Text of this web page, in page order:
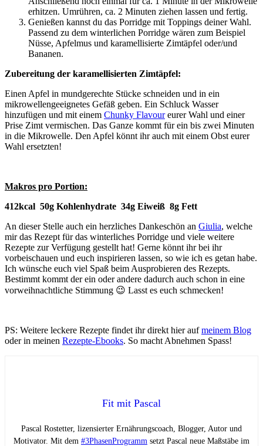
erhitzen. Umrühren, ca. 2 Minuten ziehen lassen und fertig.
Genießen kannst du das Porridge mit Toppings deiner Wahl.
Passend zu dem winterlichen Porridge wären zum Beispiel
Nüsse, Apfelmus und karamellisierte Zimtäpfel oder/und
Bananen.
Zubereitung der karamellisierten Zimtäpfel:
Einen Apfel in mundgerechte Stücke schneiden und in ein
mikrowellengeeignetes Gefäß geben. Ein Schluck Wasser
hinzufügen und mit einem Chunky Flavoureurer Wahl und einer
Prise Zimt vermischen. Das Ganze kommt für ein bis zwei Minuten
in die Mikrowelle. Den Apfel könnt ihr auch mit einem Obst eurer
Wahl ersetzten!
Makros pro Portion:
412kcal 50g Kohlenhydrate 34g Eiweiß 8g Fett
An dieser Stelle auch ein herzliches Dankeschön an Giulia, welche
mir das Rezept für das winterliches Porridge und viele weitere
Rezepte zur Verfügung gestellt hat! Gerne könnt ihr bei ihr
vorbeischauen und euch inspirieren lassen, so wie ich es getan habe.
Ich wünsche euch viel Spaß beim Ausprobieren des Rezepts.
Bestimmt kommt der ein oder andere dadurch auch schon in eine
vorweihnachtliche Stimmung 😉 Lasst es euch schmecken!
PS: Weitere leckere Rezepte findet ihr direkt hier aufmeinem Blog
oder in meinen Rezepte-Ebooks. So macht Abnehmen Spass!
Fit mit Pascal
Pascal Rostetter, lizensierter Ernährungscoach, Blogger, Autor und
Motivator. Mit dem #3PhasenProgramm setzt Pascal neue Maßstäbe im